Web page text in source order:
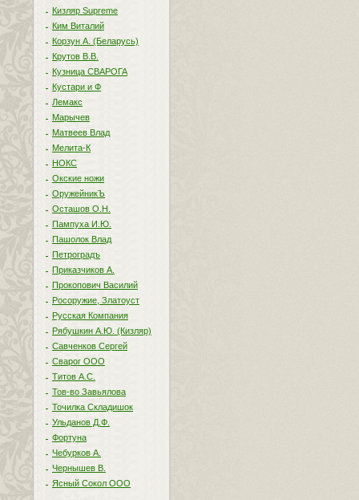
Кизляр Supreme
Ким Виталий
Корзун А. (Беларусь)
Крутов В.В.
Кузница СВАРОГА
Кустари и Ф
Лемакс
Марычев
Матвеев Влад
Мелита-К
НОКС
Окские ножи
ОружейникЪ
Осташов О.Н.
Пампуха И.Ю.
Пашолок Влад
Петроградъ
Приказчиков А.
Прокопович Василий
Росоружие, Златоуст
Русская Компания
Рябушкин А.Ю. (Кизляр)
Савченков Сергей
Сварог ООО
Титов А.С.
Тов-во Завьялова
Точилка Складишок
Ульданов Д.Ф.
Фортуна
Чебурков А.
Чернышев В.
Ясный Сокол ООО